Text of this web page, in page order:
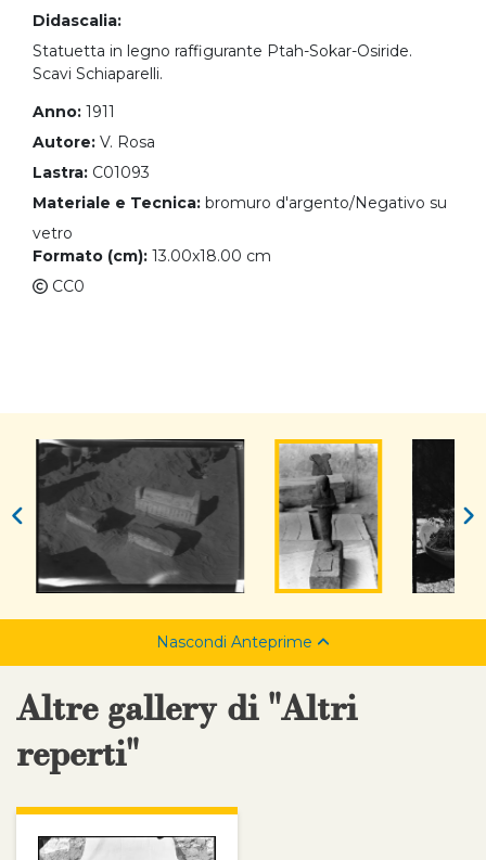
Didascalia:
Statuetta in legno raffigurante Ptah-Sokar-Osiride.
Scavi Schiaparelli.
Anno: 1911
Autore: V. Rosa
Lastra: C01093
Materiale e Tecnica: bromuro d'argento/Negativo su
vetro
Formato (cm): 13.00x18.00 cm
CC0
Nascondi Anteprime
Altre gallery di "Altri
reperti"